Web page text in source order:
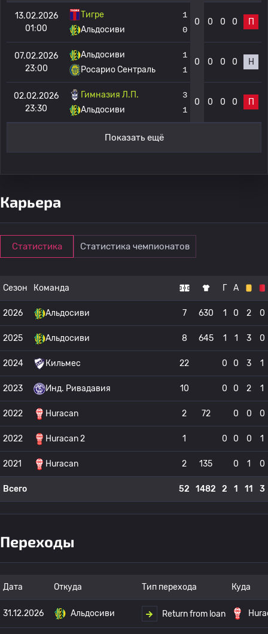
13.02.2026
01:00
Тигре
Альдосиви
1
0
0 0 0 0 П
07.02.2026
23:00
Альдосиви
Росарио Сентраль
1
1
0 0 0 0 Н
02.02.2026
23:30
Гимназия Л.П.
Альдосиви
3
1
0 0 0 0 П
Показать ещё
Карьера
Статистика Статистика чемпионатов
Сезон Команда Г А
2026 Альдосиви 7 630 1 0 2 0
2025 Альдосиви 8 645 1 1 3 0
2024 Кильмес 22 0 0 3 1
2023 Инд. Ривадавия 10 0 0 2 1
2022 Huracan 2 72 0 0 0
2022 Huracan 2 1 0 0 0 1
2021 Huracan 2 135 0 1 0
Всего 52 1482 2 1 11 3
Переходы
Дата Откуда Тип перехода Куда
31.12.2026 Альдосиви Return from loan